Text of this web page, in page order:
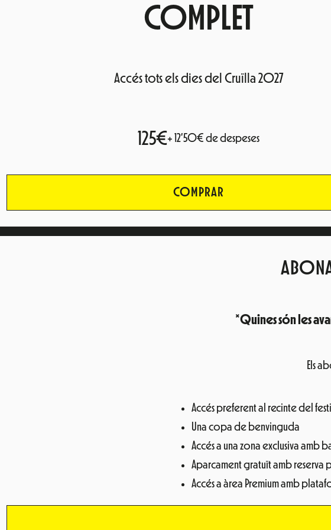
COMPLET
Accés tots els dies del Cruïlla 2027
125€+ 12’50€ de despeses
COMPRAR
*Quines són les
Els
Accés preferent al recinte del
Una copa de benvinguda
Accés a una zona exclusiva amb
Aparcament gratuït amb reserva
Accés a àrea Premium amb